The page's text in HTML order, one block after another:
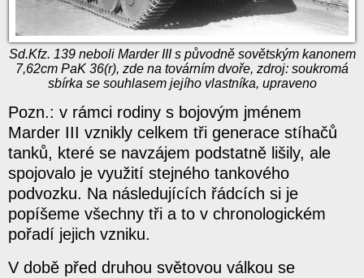
Sd.Kfz. 139 neboli Marder III s původně sovětským kanonem
7,62cm PaK 36(r), zde na továrním dvoře, zdroj: soukromá
sbírka se souhlasem jejího vlastníka, upraveno
Pozn.: v rámci rodiny s bojovým jménem
Marder III vznikly celkem tři generace stíhačů
tanků, které se navzájem podstatně lišily, ale
spojovalo je využití stejného tankového
podvozku. Na následujících řádcích si je
popíšeme všechny tři a to v chronologickém
pořadí jejich vzniku.
V době před druhou světovou válkou se